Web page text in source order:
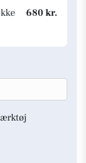
680 kr.